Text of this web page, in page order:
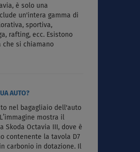
è solo una
un'intera gamma di
sportiva,
rafting, ecc. Esistono
che si chiamano
AUTO?
nel bagagliaio dell'auto
mostra il
Skoda Octavia III, dove è
contenente la tavola D7
carbonio in dotazione. Il